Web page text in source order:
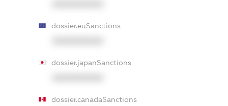
dossier.euSanctions
dossier.japanSanctions
dossier.canadaSanctions